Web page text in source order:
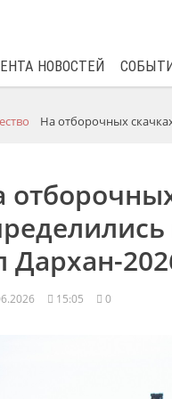
НОВОСТЕЙ
На отборочных
Дархан-
15:05 0